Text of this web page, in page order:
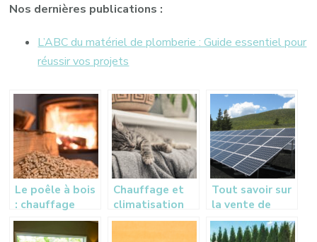
Nos dernières publications :
L’ABC du matériel de plomberie : Guide essentiel pour
réussir vos projets
Le poêle à bois
: chauffage
écologique et
économique
Chauffage et
climatisation
pour maisons
Tout savoir sur
la vente de
panneaux
solaires